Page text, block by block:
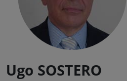
Ugo SOSTERO